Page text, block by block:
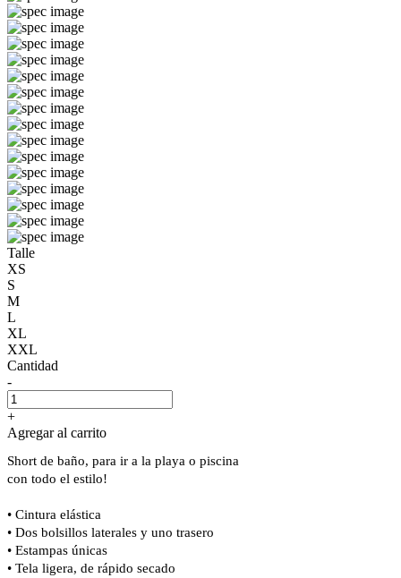
Talle
XS
S
M
L
XL
XXL
Cantidad
-
+
Agregar al carrito
Short de baño, para ir a la playa o piscina
con todo el estilo!
• Cintura elástica
• Dos bolsillos laterales y uno trasero
• Estampas únicas
• Tela ligera, de rápido secado